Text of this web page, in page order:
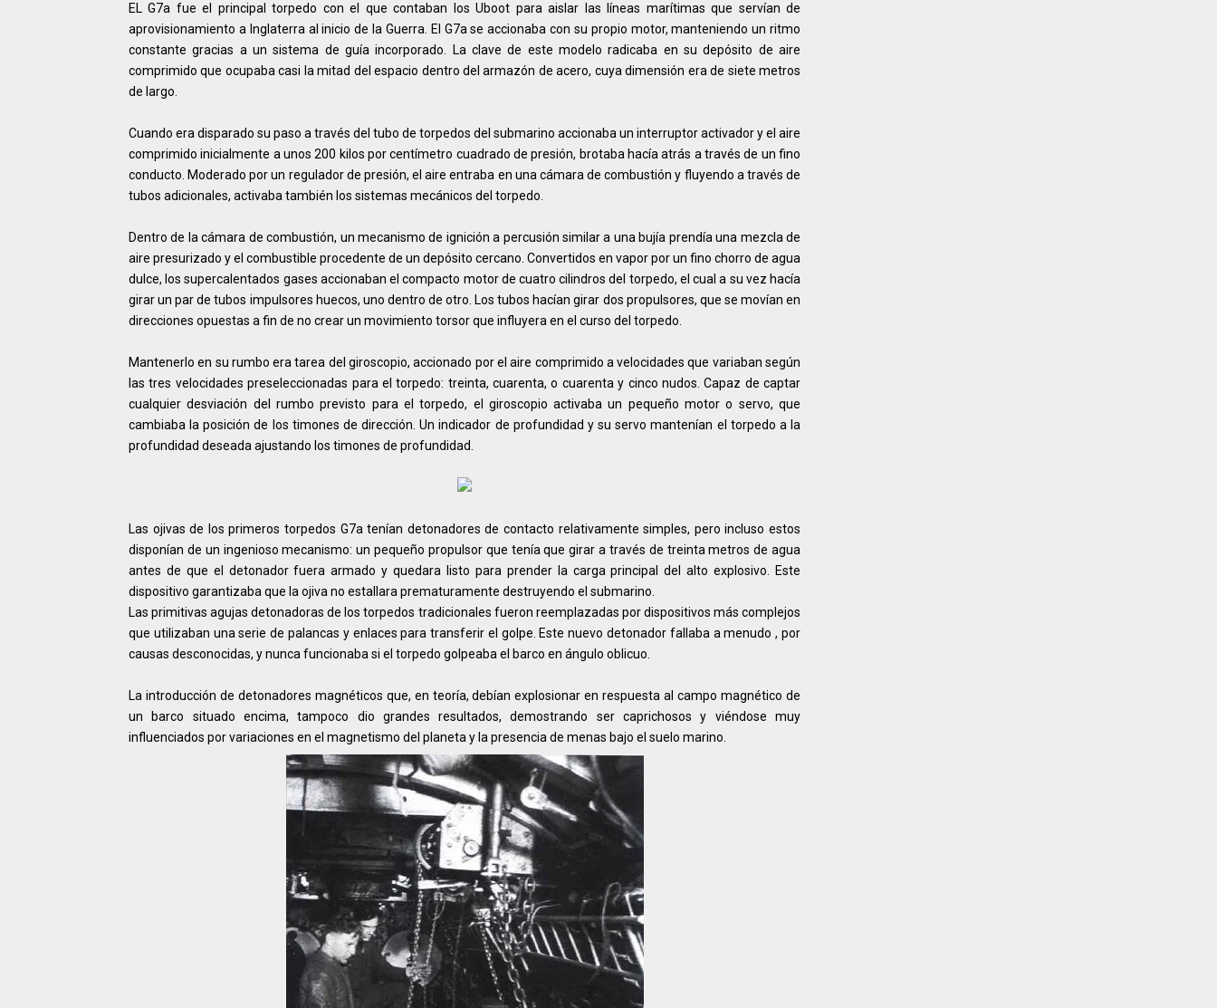
EL G7a fue el principal torpedo con el que contaban los Uboot para aislar las líneas marítimas que servían de
aprovisionamiento a Inglaterra al inicio de la Guerra. El G7a se accionaba con su propio motor, manteniendo un ritmo
constante gracias a un sistema de guía incorporado. La clave de este modelo radicaba en su depósito de aire
comprimido que ocupaba casi la mitad del espacio dentro del armazón de acero, cuya dimensión era de siete metros
de largo.
Cuando era disparado su paso a través del tubo de torpedos del submarino accionaba un interruptor activador y el aire
comprimido inicialmente a unos 200 kilos por centímetro cuadrado de presión, brotaba hacía atrás a través de un fino
conducto. Moderado por un regulador de presión, el aire entraba en una cámara de combustión y fluyendo a través de
tubos adicionales, activaba también los sistemas mecánicos del torpedo.
Dentro de la cámara de combustión, un mecanismo de ignición a percusión similar a una bujía prendía una mezcla de
aire presurizado y el combustible procedente de un depósito cercano. Convertidos en vapor por un fino chorro de agua
dulce, los supercalentados gases accionaban el compacto motor de cuatro cilindros del torpedo, el cual a su vez hacía
girar un par de tubos impulsores huecos, uno dentro de otro. Los tubos hacían girar dos propulsores, que se movían en
direcciones opuestas a fin de no crear un movimiento torsor que influyera en el curso del torpedo.
Mantenerlo en su rumbo era tarea del giroscopio, accionado por el aire comprimido a velocidades que variaban según
las tres velocidades preseleccionadas para el torpedo: treinta, cuarenta, o cuarenta y cinco nudos. Capaz de captar
cualquier desviación del rumbo previsto para el torpedo, el giroscopio activaba un pequeño motor o servo, que
cambiaba la posición de los timones de dirección. Un indicador de profundidad y su servo mantenían el torpedo a la
profundidad deseada ajustando los timones de profundidad.
Las ojivas de los primeros torpedos G7a tenían detonadores de contacto relativamente simples, pero incluso estos
disponían de un ingenioso mecanismo: un pequeño propulsor que tenía que girar a través de treinta metros de agua
antes de que el detonador fuera armado y quedara listo para prender la carga principal del alto explosivo. Este
dispositivo garantizaba que la ojiva no estallara prematuramente destruyendo el submarino.
Las primitivas agujas detonadoras de los torpedos tradicionales fueron reemplazadas por dispositivos más complejos
que utilizaban una serie de palancas y enlaces para transferir el golpe. Este nuevo detonador fallaba a menudo , por
causas desconocidas, y nunca funcionaba si el torpedo golpeaba el barco en ángulo oblicuo.
La introducción de detonadores magnéticos que, en teoría, debían explosionar en respuesta al campo magnético de
un barco situado encima, tampoco dio grandes resultados, demostrando ser caprichosos y viéndose muy
influenciados por variaciones en el magnetismo del planeta y la presencia de menas bajo el suelo marino.